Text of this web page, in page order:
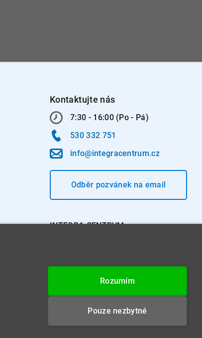
Kontaktujte nás
7:30 - 16:00 (Po - Pá)
530 332 751
info@integracentrum.cz
Odběr pozvánekna email
INTEGRA CENTRUM s.r.o.
DIČ: CZ26234203Rozumím
Pouze nezbytné